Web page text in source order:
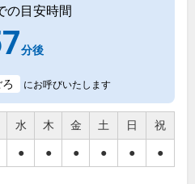
の目安時間
分後
にお呼びいたします
水 木 金 土 日 祝
● ● ● ● ● ●